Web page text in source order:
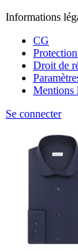
Informations
CG
Droit de
Mentions
Se connecter